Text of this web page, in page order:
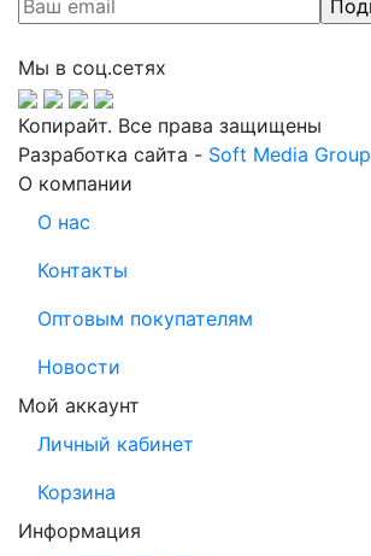
Мы в соц.сетях
Копирайт. Все права защищены
Разработка сайта - Soft Media Group
О компании
О нас
Контакты
Оптовым покупателям
Новости
Мой аккаунт
Личный кабинет
Корзина
Информация